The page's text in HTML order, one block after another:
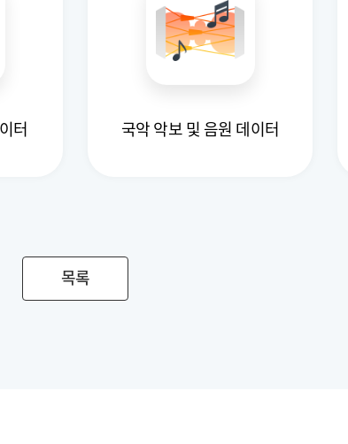
터 국악 악보 및 음원 데이터
목록